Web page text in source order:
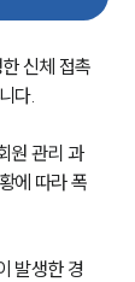
신체 접촉
다.
원 관리 과
에 따라 폭
발생한 경